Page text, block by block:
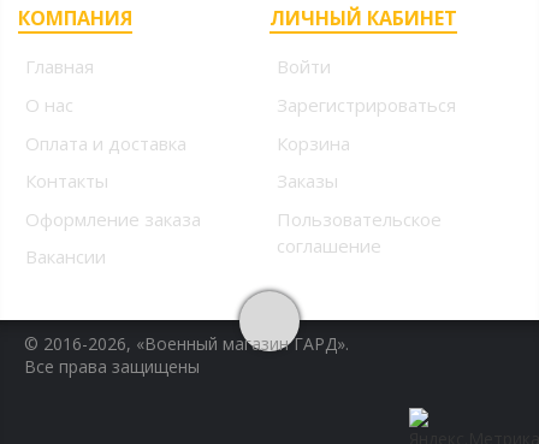
КОМПАНИЯ
Главная
О нас
Оплата и доставка
Контакты
Оформление заказа
Вакансии
ЛИЧНЫЙ КАБИНЕТ
Войти
Зарегистрироваться
Корзина
Заказы
Пользовательское
соглашение
© 2016-2026, «Военный магазин ГАРД».
Все права защищены